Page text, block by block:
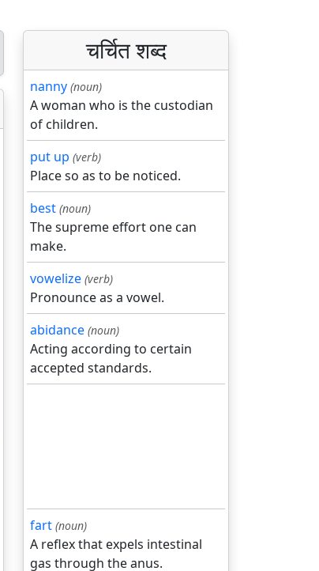
चर्चित शब्द
nanny (noun)
A woman who is the custodian
of children.
put up (verb)
Place so as to be noticed.
best (noun)
The supreme effort one can
make.
vowelize (verb)
Pronounce as a vowel.
abidance (noun)
Acting according to certain
accepted standards.
fart (noun)
A reflex that expels intestinal
gas through the anus.